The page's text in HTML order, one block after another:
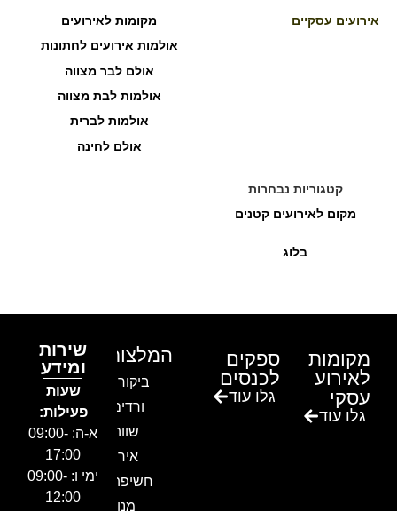
אירועים עסקיים
מקומות לאירועים
אולמות אירועים לחתונות
אולם לבר מצווה
אולמות לבת מצווה
אולמות לברית
אולם לחינה
קטגוריות נבחרות
מקום לאירועים קטנים
בלוג
מקומות
לאירוע
עסקי
גלו עוד
ספקים
לכנסים
גלו עוד
המלצות
ביקור בגן
ורדים –
שווה!!
אירוע
חשיפה- זיו
מנור
שירות
ומידע
שעות
פעילות:
א-ה: 09:00-
17:00
ימי ו: 09:00-
12:00